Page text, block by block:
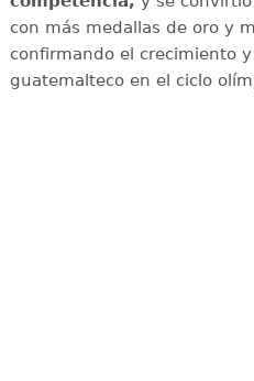
con más medallas de oro y
confirmando el crecimiento
guatemalteco en el ciclo